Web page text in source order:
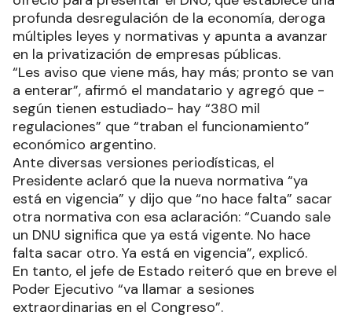
profunda desregulación de la economía, deroga
múltiples leyes y normativas y apunta a avanzar
en la privatización de empresas públicas.
“Les aviso que viene más, hay más; pronto se van
a enterar”, afirmó el mandatario y agregó que -
según tienen estudiado- hay “380 mil
regulaciones” que “traban el funcionamiento”
económico argentino.
Ante diversas versiones periodísticas, el
Presidente aclaró que la nueva normativa “ya
está en vigencia” y dijo que “no hace falta” sacar
otra normativa con esa aclaración: “Cuando sale
un DNU significa que ya está vigente. No hace
falta sacar otro. Ya está en vigencia”, explicó.
En tanto, el jefe de Estado reiteró que en breve el
Poder Ejecutivo “va llamar a sesiones
extraordinarias en el Congreso”.